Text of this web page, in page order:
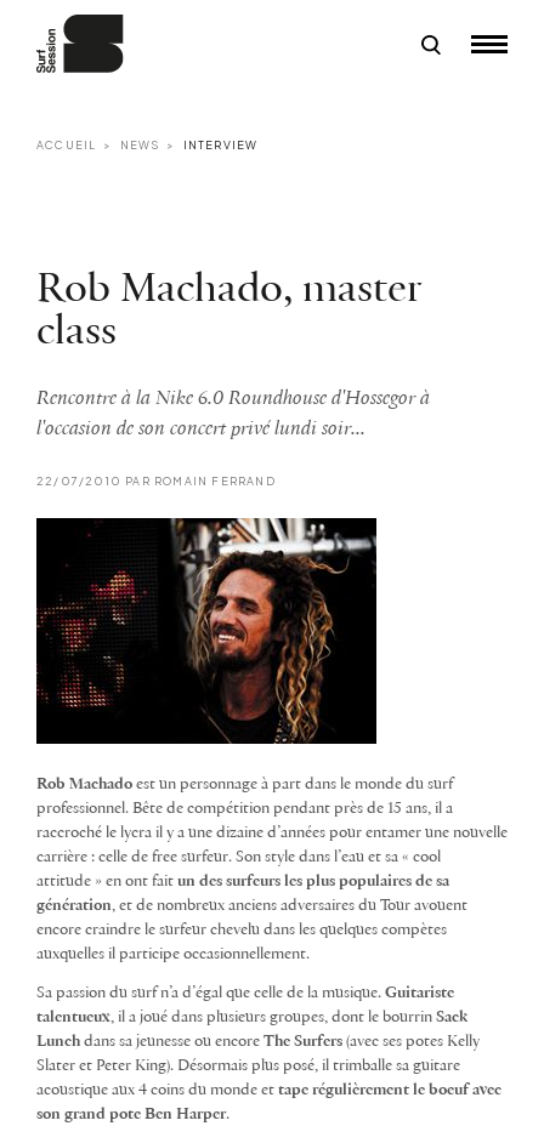
ACCUEIL NEWS INTERVIEW
Rob Machado, master
class
Rencontre à la Nike 6.0 Roundhouse d'Hossegor à
l'occasion de son concert privé lundi soir...
22/07/2010 PAR ROMAIN FERRAND
Rob Machado est un personnage à part dans le monde du surf
professionnel. Bête de compétition pendant près de 15 ans, il a
raccroché le lycra il y a une dizaine d’années pour entamer une nouvelle
carrière : celle de free surfeur. Son style dans l’eau et sa « cool
attitude » en ont fait un des surfeurs les plus populaires de sa
génération, et de nombreux anciens adversaires du Tour avouent
encore craindre le surfeur chevelu dans les quelques compètes
auxquelles il participe occasionnellement.
Sa passion du surf n’a d’égal que celle de la musique. Guitariste
talentueux, il a joué dans plusieurs groupes, dont le bourrin Sack
Lunch dans sa jeunesse ou encore The Surfers (avec ses potes Kelly
Slater et Peter King). Désormais plus posé, il trimballe sa guitare
acoustique aux 4 coins du monde et tape régulièrement le boeuf avec
son grand pote Ben Harper.